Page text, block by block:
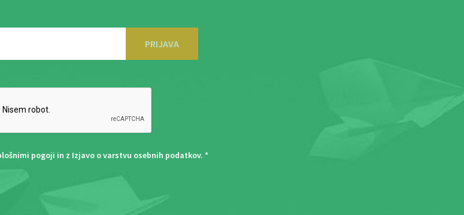
PRIJAVA
pogoji in z Izjavo o varstvu osebnih podatkov. *